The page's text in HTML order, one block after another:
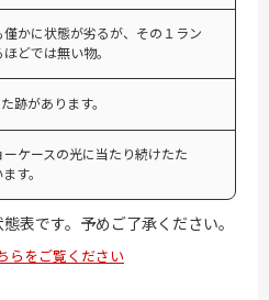
かに状態が劣るが、その１ラン
どでは無い物。
跡があります。
ケースの光に当たり続けたた
す。
表です。予めご了承ください。
らをご覧ください